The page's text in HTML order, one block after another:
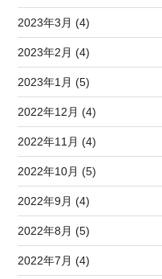
2023年3月 (4)
2023年2月 (4)
2023年1月 (5)
2022年12月 (4)
2022年11月 (4)
2022年10月 (5)
2022年9月 (4)
2022年8月 (5)
2022年7月 (4)